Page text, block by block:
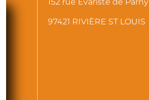
152 rue Évariste de Parny
97421 RIVIÈRE ST LOUIS